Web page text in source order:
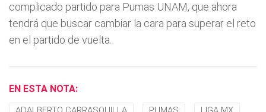
complicado partido para Pumas UNAM, que ahora
tendrá que buscar cambiar la cara para superar el reto
en el partido de vuelta.
EN ESTA NOTA: